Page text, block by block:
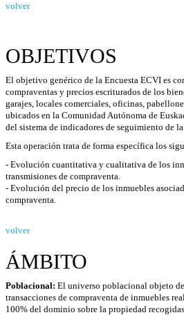
volver
OBJETIVOS
El objetivo genérico de la Encuesta ECVI es
compraventas y precios escriturados de los
garajes, locales comerciales, oficinas,
ubicados en la Comunidad Autónoma de
del sistema de indicadores de seguimiento de
Esta operación trata de forma específica los
- Evolución cuantitativa y cualitativa de los
transmisiones de compraventa.
- Evolución del precio de los inmuebles
compraventa.
volver
ÁMBITO
Poblacional: El universo poblacional objeto
transacciones de compraventa de inmuebles
100% del dominio sobre la propiedad